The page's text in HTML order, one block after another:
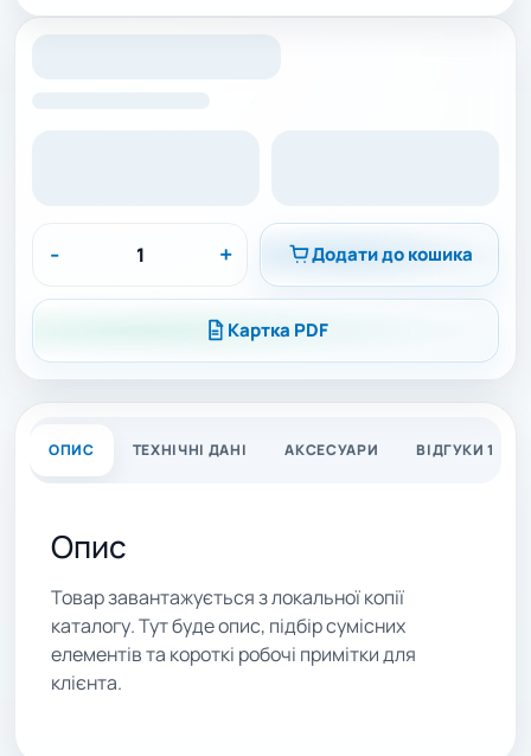
- + Додати до кошика
Картка PDF
ОПИС ТЕХНІЧНІ ДАНІ АКСЕСУАРИ ВІДГУКИ 1
Опис
Товар завантажується з локальної копії
каталогу. Тут буде опис, підбір сумісних
елементів та короткі робочі примітки для
клієнта.